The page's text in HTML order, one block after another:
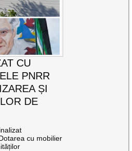
CU
PNRR
ȘI
DE
cu mobilier